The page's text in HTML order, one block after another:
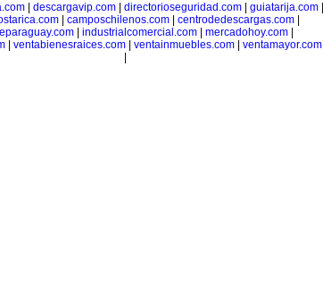
descargavip.com directorioseguridad.com guiatarija.com
camposchilenos.com centrodedescargas.com
| industrialcomercial.com| mercadohoy.com|
| ventabienesraices.com| ventainmuebles.com| ventamayor.com